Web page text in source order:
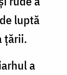
luptă
țării.
a